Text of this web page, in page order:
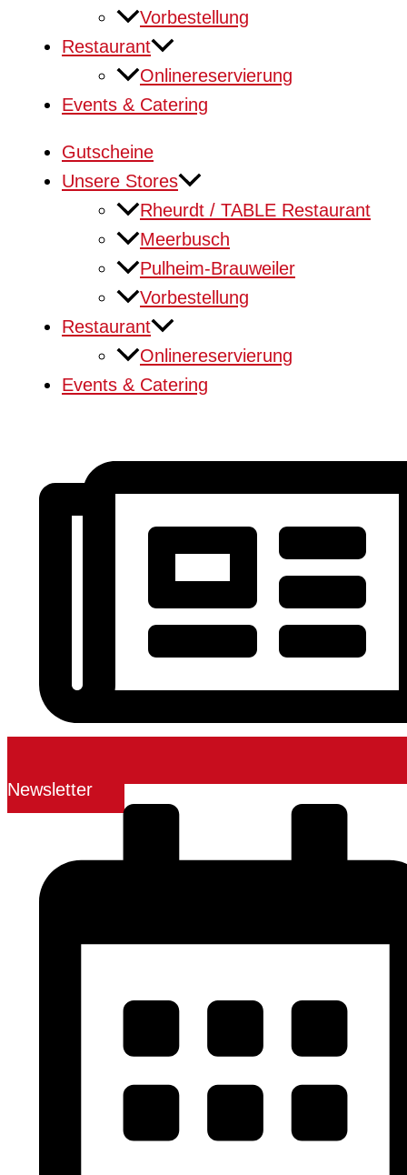
Vorbestellung
Restaurant
Onlinereservierung
Events & Catering
Gutscheine
Unsere Stores
Rheurdt / TABLE Restaurant
Meerbusch
Pulheim-Brauweiler
Vorbestellung
Restaurant
Onlinereservierung
Events & Catering
Newsletter